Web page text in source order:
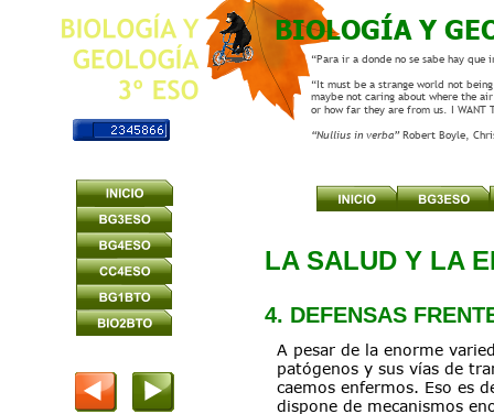
BIOLOGÍA Y
LA SALUD Y LA
4. DEFENSAS
A pesar de la enorme
patógenos y sus vías de
caemos enfermos. Eso es
dispone de mecanismos
“Para ir a donde no se sabe hay que
“It must be a strange world not
maybe not caring about where the
or how far they are from us. I WANT
“Nullius in verba” Robert Boyle,